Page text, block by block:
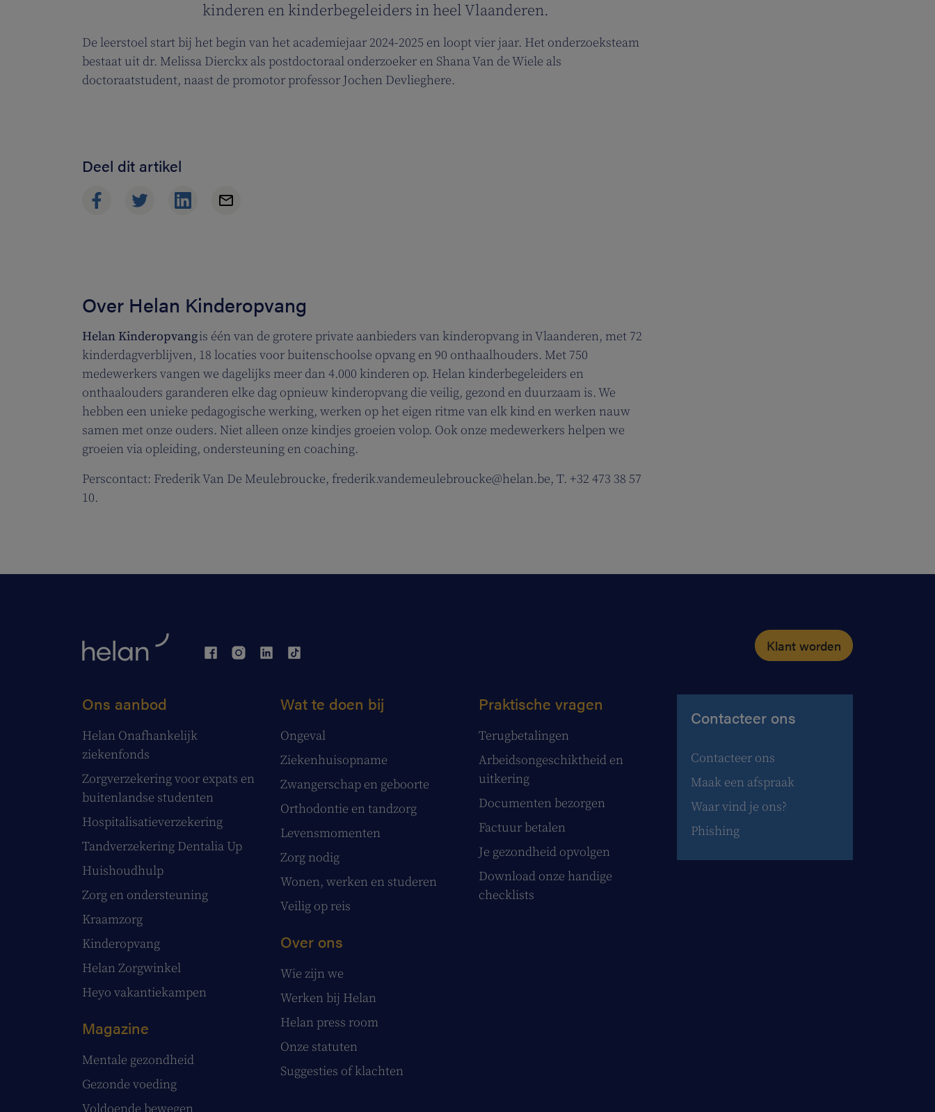
kinderen en kinderbegeleiders in heel Vlaanderen.
De leerstoel start bij het begin van het academiejaar 2024-2025 en loopt vier jaar. Het onderzoeksteam
bestaat uit dr. Melissa Dierckx als postdoctoraal onderzoeker en Shana Van de Wiele als
doctoraatstudent, naast de promotor professor Jochen Devlieghere.
Deel dit artikel
Over Helan Kinderopvang
Helan Kinderopvangis één van de grotere private aanbieders van kinderopvang in Vlaanderen, met 72
kinderdagverblijven, 18 locaties voor buitenschoolse opvang en 90 onthaalhouders. Met 750
medewerkers vangen we dagelijks meer dan 4.000 kinderen op. Helan kinderbegeleiders en
onthaalouders garanderen elke dag opnieuw kinderopvang die veilig, gezond en duurzaam is. We
hebben een unieke pedagogische werking, werken op het eigen ritme van elk kind en werken nauw
samen met onze ouders. Niet alleen onze kindjes groeien volop. Ook onze medewerkers helpen we
groeien via opleiding, ondersteuning en coaching.
Perscontact: Frederik Van De Meulebroucke, frederik.vandemeulebroucke@helan.be, T. +32 473 38 57
10.
Klant worden
Ons aanbod
Helan Onafhankelijk
ziekenfonds
Zorgverzekering voor expats en
buitenlandse studenten
Hospitalisatieverzekering
Tandverzekering Dentalia Up
Huishoudhulp
Zorg en ondersteuning
Kraamzorg
Kinderopvang
Helan Zorgwinkel
Heyo vakantiekampen
Magazine
Mentale gezondheid
Gezonde voeding
Wat te doen bij
Ongeval
Ziekenhuisopname
Zwangerschap en geboorte
Orthodontie en tandzorg
Levensmomenten
Zorg nodig
Wonen, werken en studeren
Veilig op reis
Over ons
Wie zijn we
Werken bij Helan
Helan press room
Onze statuten
Suggesties of klachten
Praktische vragen
Terugbetalingen
Arbeidsongeschiktheid en
uitkering
Documenten bezorgen
Factuur betalen
Je gezondheid opvolgen
Download onze handige
checklists
Contacteer ons
Contacteer ons
Maak een afspraak
Waar vind je ons?
Phishing